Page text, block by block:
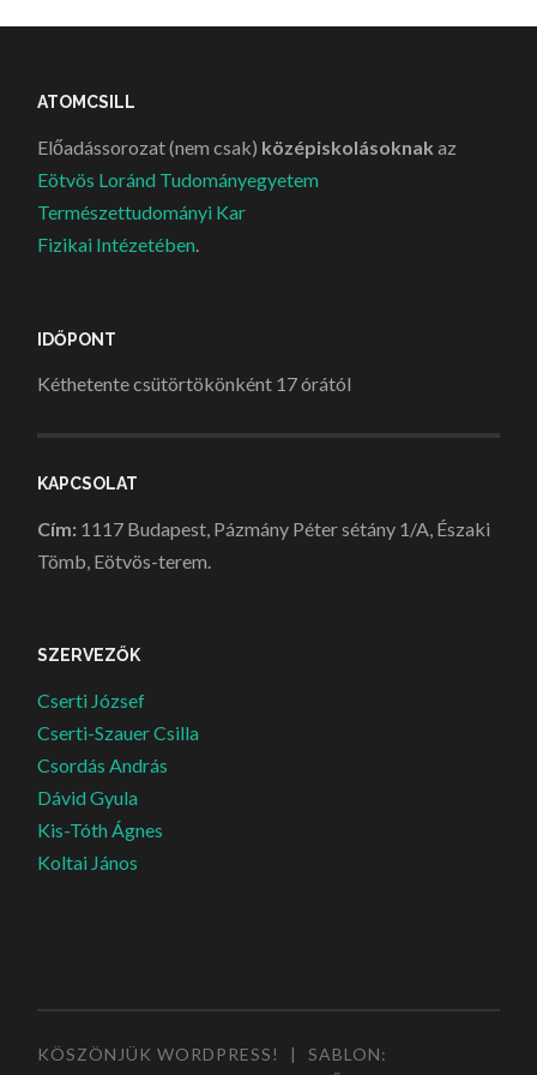
ATOMCSILL
Előadássorozat (nem csak) középiskolásoknak az
Eötvös Loránd Tudományegyetem
Természettudományi Kar
Fizikai Intézetében.
IDŐPONT
Kéthetente csütörtökönként 17 órától
KAPCSOLAT
Cím: 1117 Budapest, Pázmány Péter sétány 1/A, Északi
Tömb, Eötvös-terem.
SZERVEZŐK
Cserti József
Cserti-Szauer Csilla
Csordás András
Dávid Gyula
Kis-Tóth Ágnes
Koltai János
KÖSZÖNJÜK WORDPRESS! |
SABLON: